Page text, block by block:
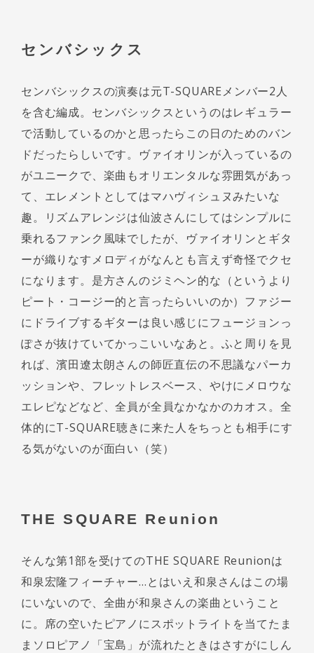
センバシックス
センバシックスの演奏は元T-SQUAREメンバー2人
を含む編成。センバシックスというのはレギュラー
で活動しているのかと思ったらこの日のためのバン
ドだったらしいです。ヴァイオリンが入っているの
がユニークで、楽曲もオリエンタルな雰囲気があっ
て、エレメントとしてはマハヴィシュヌみたいな
趣。リズムアレンジは仙波さんにしてはシンプルに
乗れるファンク風味でしたが、ヴァイオリンとギタ
ーが織りなすメロディがなんとも言えず奇怪でクセ
になります。是方さんのジミヘン的な（というより
ピート・コージー的と言ったらいいのか）ファジー
にドライブするギターは良い感じにフュージョンっ
ぽさが抜けていてかっこいいなあと。ふと周りを見
れば、濱田遼太朗さんの師匠直伝の不思議なパーカ
ッションや、フレットレスベース、やけにメロウな
エレピなどなど、全員が全員なかなかのカオス。全
体的にT-SQUARE聴きに来た人をちっとも相手にす
る気がないのが面白い（笑）
THE SQUARE Reunion
そんな第1部を受けてのTHE SQUARE Reunionは
和泉宏隆フィーチャー…とはいえ和泉さんはこの場
にいないので、全曲が和泉さんの楽曲ということ
に。席の空いたピアノにスポットライトを当てたま
まソロピアノ「宝島」が流れたときはさすがにしん